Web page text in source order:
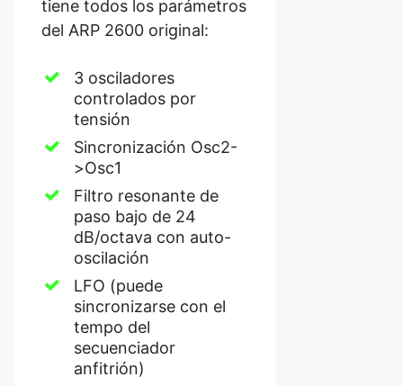
tiene todos los parámetros
del ARP 2600 original:
3 osciladores
controlados por
tensión
Sincronización Osc2-
>Osc1
Filtro resonante de
paso bajo de 24
dB/octava con auto-
oscilación
LFO (puede
sincronizarse con el
tempo del
secuenciador
anfitrión)